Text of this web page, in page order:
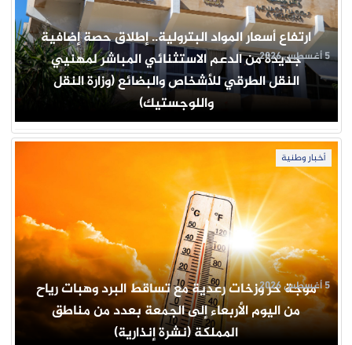
ارتفاع أسعار المواد البترولية.. إطلاق حصة إضافية
جديدة من الدعم الاستثنائي المباشر لمهنيي
النقل الطرقي للأشخاص والبضائع (وزارة النقل
واللوجستيك)
5 أغسطس 2026
أخبار وطنية
موجة حر وزخات رعدية مع تساقط البرد وهبات رياح
من اليوم الأربعاء إلى الجمعة بعدد من مناطق
المملكة (نشرة إنذارية)
5 أغسطس 2026